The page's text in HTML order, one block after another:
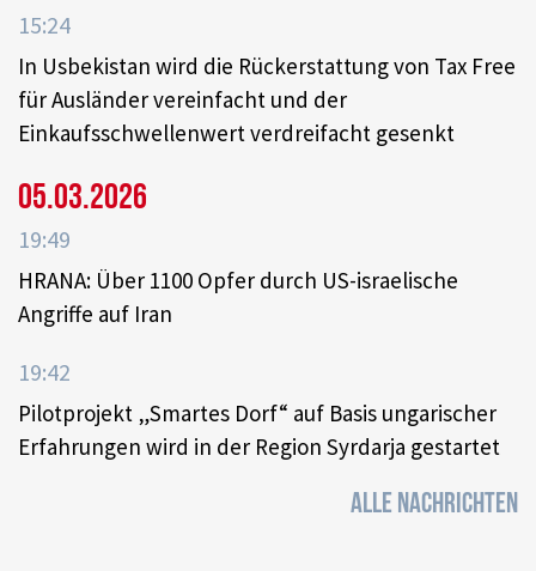
15:24
In Usbekistan wird die Rückerstattung von Tax Free
für Ausländer vereinfacht und der
Einkaufsschwellenwert verdreifacht gesenkt
05.03.2026
19:49
HRANA: Über 1100 Opfer durch US-israelische
Angriffe auf Iran
19:42
Pilotprojekt „Smartes Dorf“ auf Basis ungarischer
Erfahrungen wird in der Region Syrdarja gestartet
ALLE NACHRICHTEN